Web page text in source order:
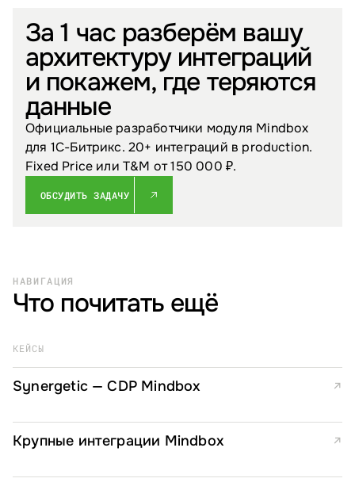
За 1 час разберём вашу
архитектуру интеграций
и покажем, где теряются
данные
Официальные разработчики модуля Mindbox
для 1С-Битрикс. 20+ интеграций в production.
Fixed Price или T&M от 150 000 ₽.
ОБСУДИТЬ ЗАДАЧУ
НАВИГАЦИЯ
Что почитать ещё
КЕЙСЫ
Synergetic — CDP Mindbox ↗
Крупные интеграции Mindbox ↗